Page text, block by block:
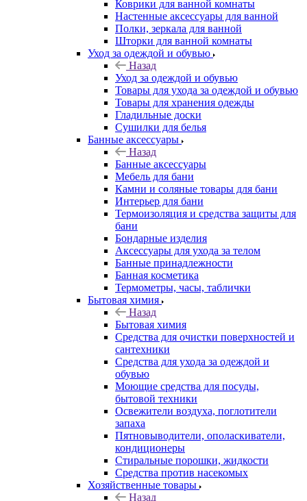
Коврики для ванной комнаты
Настенные аксессуары для ванной
Полки, зеркала для ванной
Шторки для ванной комнаты
Уход за одеждой и обувью
Назад
Уход за одеждой и обувью
Товары для ухода за одеждой и обувью
Товары для хранения одежды
Гладильные доски
Сушилки для белья
Банные аксессуары
Назад
Банные аксессуары
Мебель для бани
Камни и соляные товары для бани
Интерьер для бани
Термоизоляция и средства защиты для
бани
Бондарные изделия
Аксеcсуары для ухода за телом
Банные принадлежности
Банная косметика
Термометры, часы, таблички
Бытовая химия
Назад
Бытовая химия
Средства для очистки поверхностей и
сантехники
Средства для ухода за одеждой и
обувью
Моющие средства для посуды,
бытовой техники
Освежители воздуха, поглотители
запаха
Пятновыводители, ополаскиватели,
кондиционеры
Стиральные порошки, жидкости
Средства против насекомых
Хозяйственные товары
Назад